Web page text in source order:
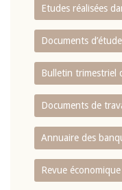
Etudes réalisées
Documents
Bulletin trimestriel
Documents de
Annuaire des
Revue